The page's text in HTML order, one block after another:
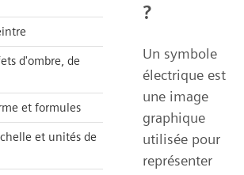
d'ombre, de
et formules
et unités de
?
Un symbole
électrique est
une image
graphique
utilisée pour
représenter